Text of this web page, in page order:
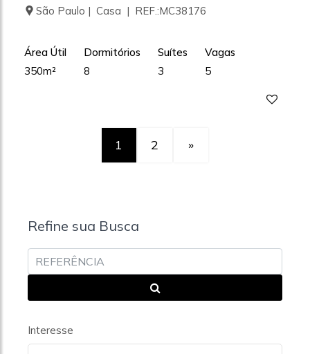
São Paulo | Casa | REF.:MC38176
Área Útil
350m²
Dormitórios
8
Suítes
3
Vagas
5
1 2 »
Refine sua Busca
Interesse